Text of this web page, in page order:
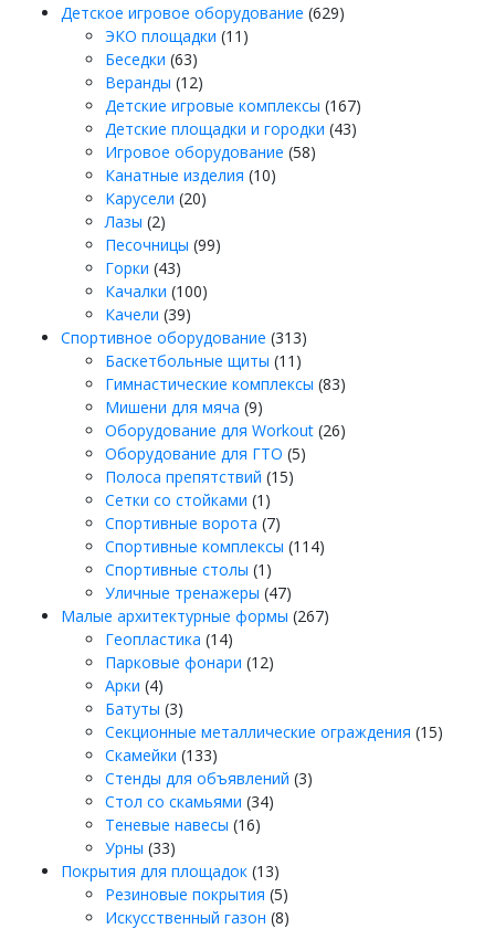
Детское игровое оборудование 629Товаров:
ЭКО площадки 11 Товаров:
Беседки 63Товаров:
63
Веранды 12Товаров:
12
Детские игровые комплексы 167Товаров:
167
Детские площадки и городки 43Товаров:
Игровое оборудование 58Товаров:
Канатные изделия 10Товаров:
Карусели 20Товаров:
Лазы 2Товаров:
2
Песочницы 99Товаров:
Горки 43Товаров:
43
Качалки 100Товаров:
Качели 39Товаров:
39
Спортивное оборудование 313Товаров:
Баскетбольные щиты 11 Товаров:
11
Гимнастические комплексы 83Товаров:
Мишени для мяча 9Товаров:
9
Оборудование для Workout 26Товаров:
Оборудование для ГТО 5Товаров:
Полоса препятствий 15Товаров:
Сетки со стойками 1 1
товар
Спортивные ворота 7Товаров:
7
Спортивные комплексы 114Товаров:
Спортивные столы 1 1
товар
Уличные тренажеры 47Товаров:
47
Малые архитектурные формы 267Товаров:
Геопластика 14Товаров:
14
Парковые фонари 12Товаров:
Арки 4Товаров:
4
Батуты 3Товаров:
3
Секционные металлические ограждения 15
Скамейки 133Товаров:
133
Стенды для объявлений 3Товаров:
Стол со скамьями 34Товаров:
Теневые навесы 16Товаров:
Урны 33Товаров:
33
Покрытия для площадок 13Товаров:
13
Резиновые покрытия 5Товаров:
5
Искусственный газон 8Товаров: